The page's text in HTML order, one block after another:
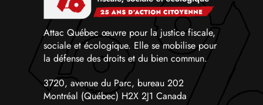
Attac Québec œuvre pour la justice fiscale,
sociale et écologique. Elle se mobilise pour
la défense des droits et du bien commun.
3720, avenue du Parc, bureau 202
Montréal (Québec) H2X 2J1 Canada